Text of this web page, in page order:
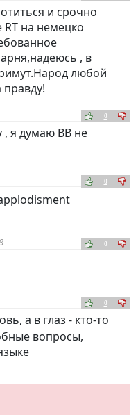
и срочно
на немецко
, в
любой
0
, я думаю ВВ не
0
0
0
а в глаз - кто-то
вопросы,